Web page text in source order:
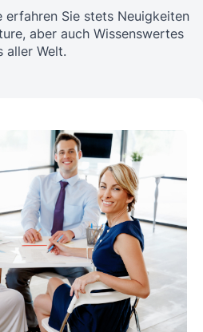
erfahren Sie stets Neuigkeiten
aber auch Wissenswertes
aller Welt.